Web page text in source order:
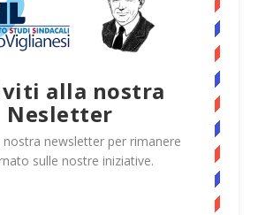
alla nostra
Nesletter
nostra newsletter per rimanere
sulle nostre iniziative.